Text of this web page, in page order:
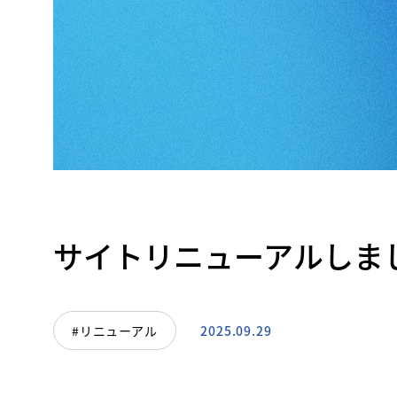
サイトリニューアルしま
#リニューアル 2025.09.29